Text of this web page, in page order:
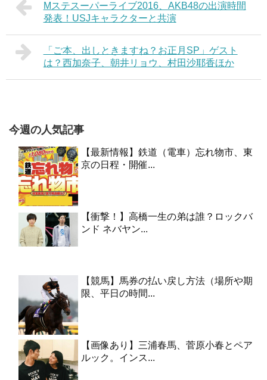
Mステスーパーライブ2016、AKB48の出演時間
発表！USJキャラクターと共演
「ご本、出しときますね？お正月SP」ゲスト
は？西加奈子、朝井リョウ、村田沙耶香ほか
今週の人気記事
【最新情報】鉄道（電車）忘れ物市、東
京の日程・開催...
【衝撃！】高橋一生の弟は誰？ロックバ
ンド ネバヤン...
【競馬】馬券の払い戻し方法（場所や期
限、平日の時間...
【画像あり】三浦春馬、菅原小春とペア
ルック。インス...